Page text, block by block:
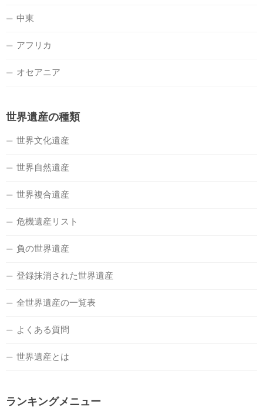
中東
アフリカ
オセアニア
世界遺産の種類
世界文化遺産
世界自然遺産
世界複合遺産
危機遺産リスト
負の世界遺産
登録抹消された世界遺産
全世界遺産の一覧表
よくある質問
世界遺産とは
ランキングメニュー